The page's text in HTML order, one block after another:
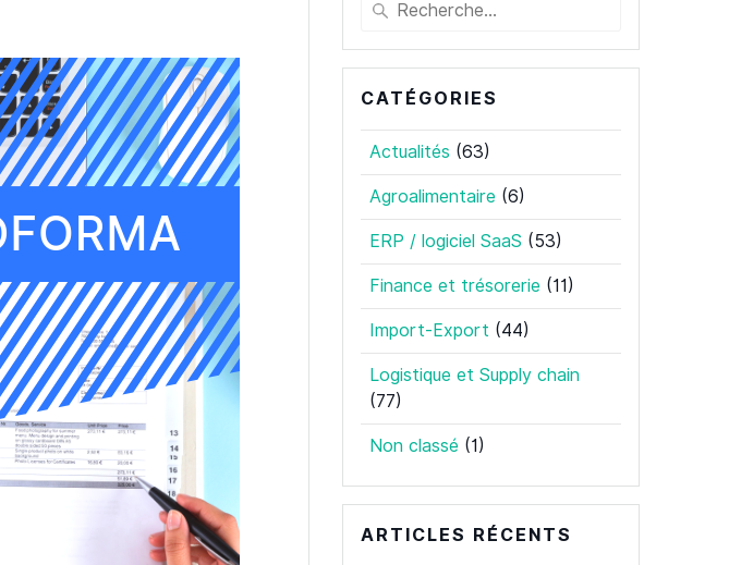
:
CATÉGORIES
Actualités (63)
Agroalimentaire (6)
ERP / logiciel SaaS (53)
Finance et trésorerie (11)
Import-Export (44)
Logistique et Supply chain
(77)
Non classé (1)
ARTICLES RÉCENTS